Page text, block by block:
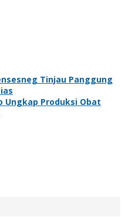
Tinjau Panggung
Ungkap Produksi Obat